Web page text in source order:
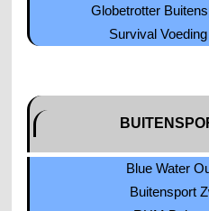
Globetrotter
Survival
Blue Water
Buitensport